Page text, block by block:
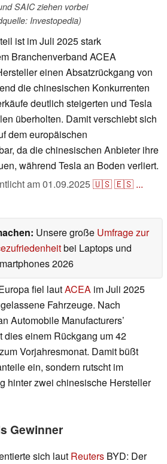
SAIC ziehen vorbei
Investopedia)
ist im Juli 2025 stark
Branchenverband ACEA
einen Absatzrückgang von
die chinesischen Konkurrenten
deutlich steigerten und Tesla
überholten. Damit verschiebt sich
dem europäischen
da die chinesischen Anbieter ihre
während Tesla an Boden verliert.
am01.09.2025🇺🇸🇪🇸 ...
Unsere große Umfrage zur
bei Laptops und
2026
fiel lautACEA im Juli 2025
Fahrzeuge. Nach
Automobile Manufacturers’
dies einem Rückgang um 42
Vorjahresmonat. Damit büßt
ein, sondern rutscht im
hinter zwei chinesische Hersteller
Gewinner
sich laut Reuters BYD: Der